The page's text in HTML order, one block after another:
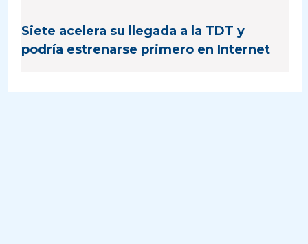
Siete acelera su llegada a la TDT y
podría estrenarse primero en Internet